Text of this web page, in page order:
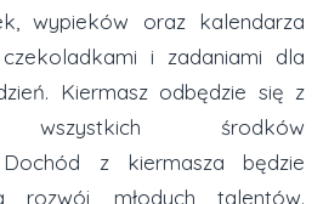
wypieków oraz kalendarza
i zadaniami dla
Kiermasz odbędzie się z
wszystkich środków
Dochód z kiermasza będzie
rozwój młodych talentów.